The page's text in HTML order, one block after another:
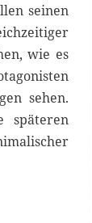
seinen
wie es
sehen.
späteren